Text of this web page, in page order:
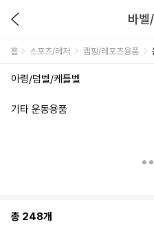
바벨
홈 스포츠/레저 캠핑/레포츠용품
아령/덤벨/케틀벨
기타 운동용품
총 248개